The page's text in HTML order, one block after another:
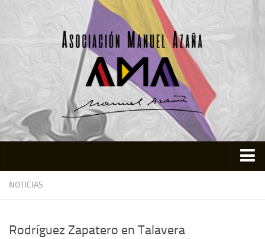
Inicio
Quienes somos
NOTICIAS
Rodríguez Zapatero en Talavera